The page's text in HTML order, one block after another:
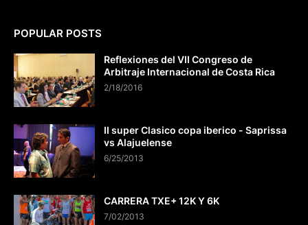
POPULAR POSTS
Reflexiones del VII Congreso de
Arbitraje Internacional de Costa Rica
2/18/2016
II super Clasico copa iberico - Saprissa
vs Alajuelense
6/25/2013
CARRERA TXE+ 12K Y 6K
7/02/2013